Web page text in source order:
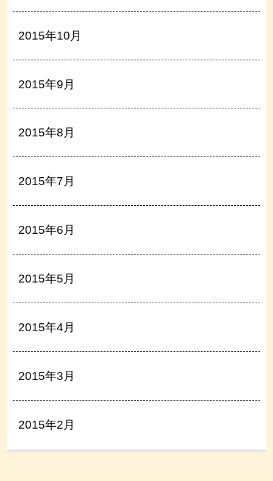
2015年10月
2015年9月
2015年8月
2015年7月
2015年6月
2015年5月
2015年4月
2015年3月
2015年2月